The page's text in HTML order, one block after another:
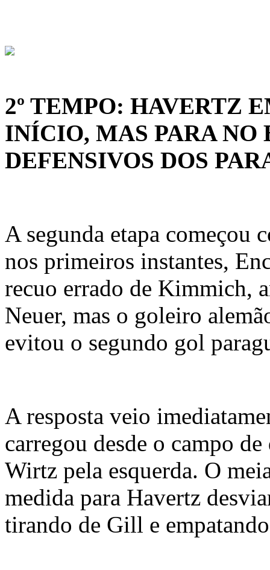
2º TEMPO: HAVERTZ
INÍCIO, MAS PARA NO
DEFENSIVOS DOS
A segunda etapa começou
nos primeiros instantes,
recuo errado de Kimmich,
Neuer, mas o goleiro
evitou o segundo gol
A resposta veio
carregou desde o campo
Wirtz pela esquerda. O
medida para Havertz
tirando de Gill e